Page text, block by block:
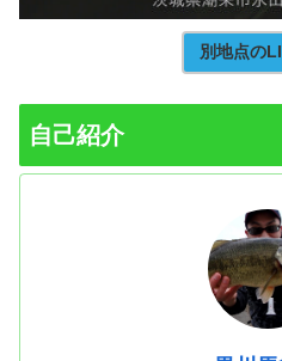
別地点の
自己紹介